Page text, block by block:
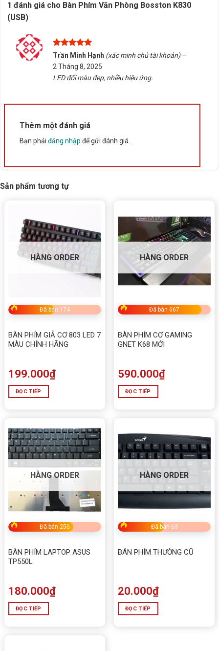
đúng sản phẩm, hỗ trợ kiểm tra tương thích và nhận
báo giá nhanh chóng. Chúng tôi cung cấp dịch vụ giao
dàng tiếp cận sản phẩm phù hợp nhất với nhu cầu sử
dụng.
5/5 - (9 bình chọn)
Bấm 5 sao để ủng hộ shop
Thông số kỹ thuật
Xuất xứ Trung Quốc
1 đánh giá cho Bàn Phím Văn Phòng Bosston K830
(USB)
Được xếp
hạng
5
sao
Trần Minh Hạnh (xác minh chủ tài khoản) –
2 Tháng 8, 2025
LED đổi màu đẹp, nhiều hiệu ứng.
Thêm một đánh giá
Bạn phải đăng nhập để gửi đánh giá.
Sản phẩm tương tự
HÀNG ORDER
Đã bán 174
BÀN PHÍM GIẢ CƠ 803 LED 7
MÀU CHÍNH HÃNG
199.000₫
ĐỌC TIẾP
HÀNG ORDER
Đã bán 667
BÀN PHÍM CƠ GAMING
GNET K68 MỚI
590.000₫
ĐỌC TIẾP
HÀNG ORDER
Đã bán 256
BÀN PHÍM LAPTOP ASUS
TP550L
180.000₫
ĐỌC TIẾP
HÀNG ORDER
Đã bán 63
BÁN PHÍM THƯỜNG CŨ
20.000₫
ĐỌC TIẾP